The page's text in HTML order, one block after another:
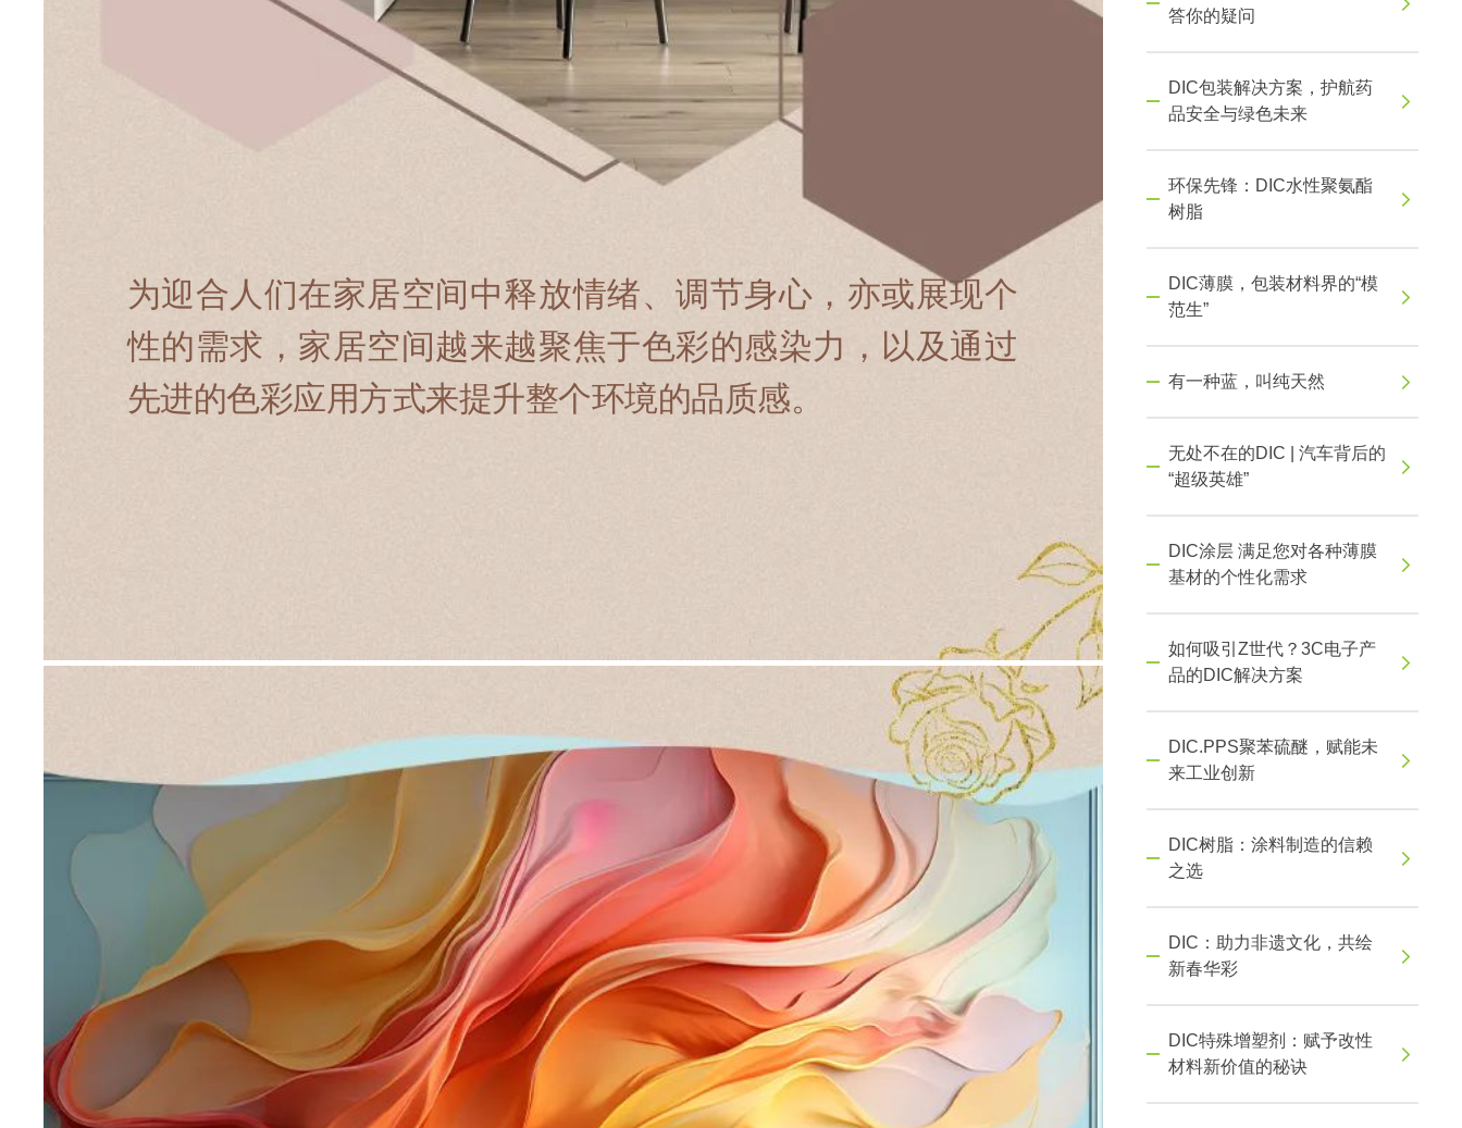
为迎合人们在家居空间中释放情绪、调节身心，亦或展现个
性的需求，家居空间越来越聚焦于色彩的感染力，以及通过
先进的色彩应用方式来提升整个环境的品质感。
答你的疑问
DIC包装解决方案，护航药
品安全与绿色未来
环保先锋：DIC水性聚氨酯
树脂
DIC薄膜，包装材料界的“模
范生”
有一种蓝，叫纯天然
无处不在的DIC | 汽车背后的
“超级英雄”
DIC涂层 满足您对各种薄膜
基材的个性化需求
如何吸引Z世代？3C电子产
品的DIC解决方案
DIC.PPS聚苯硫醚，赋能未
来工业创新
DIC树脂：涂料制造的信赖
之选
DIC：助力非遗文化，共绘
新春华彩
DIC特殊增塑剂：赋予改性
材料新价值的秘诀